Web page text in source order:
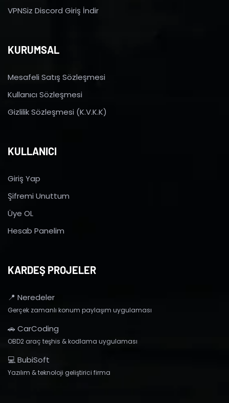
VPNSiz Discord Giriş İndir
KURUMSAL
Mesafeli Satış Sözleşmesi
Kullanıcı Sözleşmesi
Gizlilik Sözleşmesi (K.V.K.K)
KULLANICI
Giriş Yap
Şifremi Unuttum
Üye OL
Hesab Panelim
KARDEŞ PROJELER
📍 Neredeler
Gerçek zamanlı konum paylaşım uygulaması
🚗 CarCoding
OBD2 araç teşhis & kodlama uygulaması
💻 BubiSoft
Yazılım & teknoloji geliştirici firma